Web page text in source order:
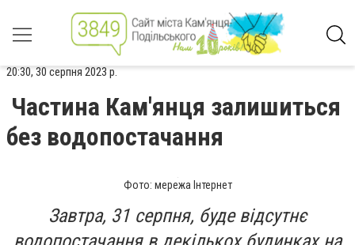
20:30, 30 серпня 2023 р.
Частина Кам'янця залишиться
без водопостачання
Фото: мережа Інтернет
Завтра, 31 серпня, буде відсутнє